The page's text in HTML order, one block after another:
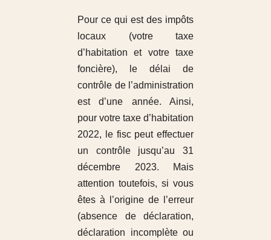
Pour ce qui est des impôts
locaux (votre taxe
d’habitation et votre taxe
foncière), le délai de
contrôle de l’administration
est d’une année. Ainsi,
pour votre taxe d’habitation
2022, le fisc peut effectuer
un contrôle jusqu’au 31
décembre 2023. Mais
attention toutefois, si vous
êtes à l’origine de l’erreur
(absence de déclaration,
déclaration incomplète ou